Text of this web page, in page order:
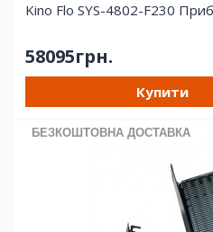
Kino Flo SYS-4802-F230
58095грн.
Купити
БЕЗКОШТОВНА ДОСТАВКА